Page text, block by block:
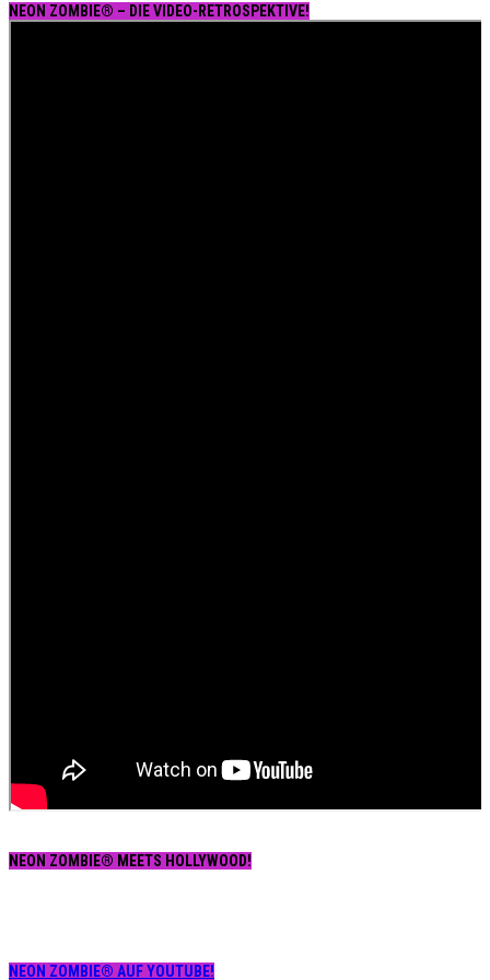
NEON ZOMBIE® – DIE VIDEO-RETROSPEKTIVE!
NEON ZOMBIE® MEETS HOLLYWOOD!
NEON ZOMBIE® AUF YOUTUBE!